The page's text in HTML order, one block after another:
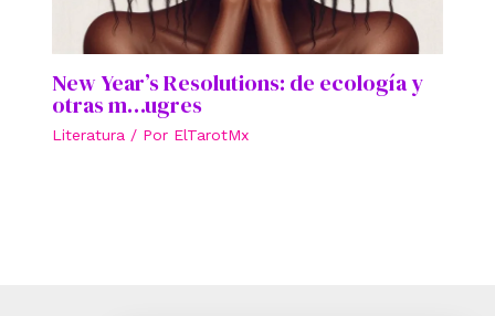
New Year’s Resolutions: de ecología y
otras m…ugres
Literatura / Por ElTarotMx